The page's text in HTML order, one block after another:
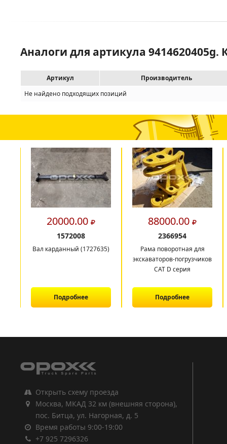
Аналоги для артикула
Артикул
Производитель
Не найдено подходящих позиций
20000.00
1572008
Вал карданный (1727635)
Подробнее
88000.00
2366954
Рама поворотная для
экскаваторов-погрузчиков
CAT D серия
Подробнее
Открыть схему проезда
Москва, МКАД 32 км (внешняя сторона),
пос. Битца, ул. Нагорная, д. 5
Время работы 9:00-19:00
+7 925 7296326